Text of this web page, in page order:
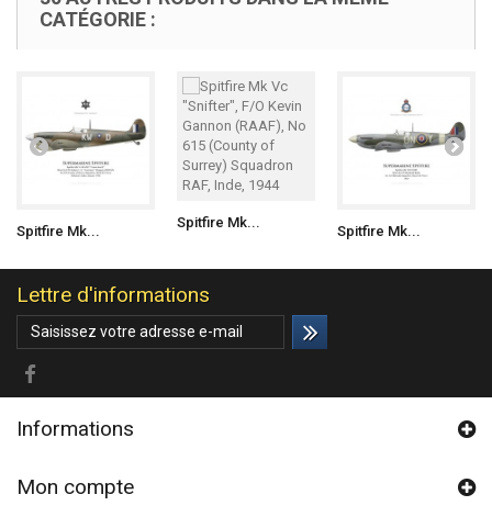
CATÉGORIE :
Spitfire Mk...
Spitfire Mk...
Spitfire Mk...
Lettre d'informations
Informations
Mon compte